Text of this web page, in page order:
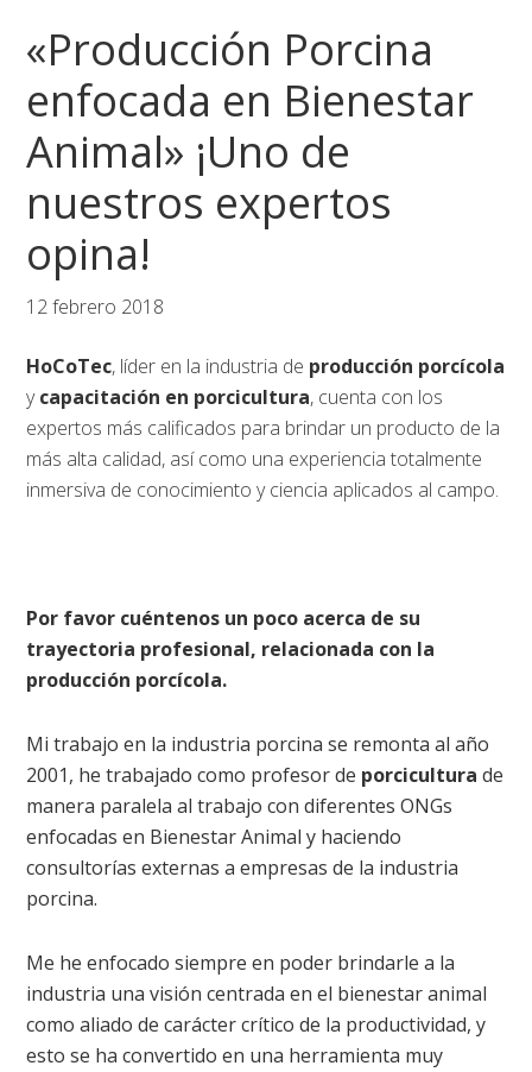
navegación
principal
contenido
principal
página
«Producción Porcina
enfocada en Bienestar
Animal» ¡Uno de
nuestros expertos
opina!
12 febrero 2018
HoCoTec, líder en la industria de producción porcícola
ycapacitación en porcicultura, cuenta con los
expertos más calificados para brindar un producto de la
más alta calidad, así como una experiencia totalmente
inmersiva de conocimiento y ciencia aplicados al campo.
Por favor cuéntenos un poco acerca de su
trayectoria profesional, relacionada con la
producción porcícola.
Mi trabajo en la industria porcina se remonta al año
2001, he trabajado como profesor de porcicultura de
manera paralela al trabajo con diferentes ONGs
enfocadas en Bienestar Animal y haciendo
consultorías externas a empresas de la industria
porcina.
Me he enfocado siempre en poder brindarle a la
industria una visión centrada en el bienestar animal
como aliado de carácter crítico de la productividad, y
esto se ha convertido en una herramienta muy